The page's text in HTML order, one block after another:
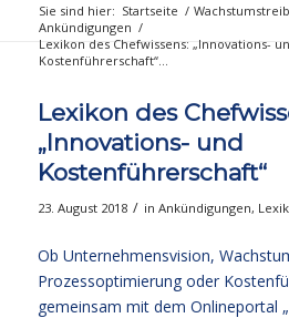
Sie sind hier: Startseite /
Ankündigungen /
Lexikon des Chefwissens: „Innovations-
Kostenführerschaft“...
Lexikon des
„Innovations- und
Kostenführerschaft“
23. August 2018 / in Ankündigungen,
Ob Unternehmensvision,
Prozessoptimierung oder
gemeinsam mit dem Onlineportal „